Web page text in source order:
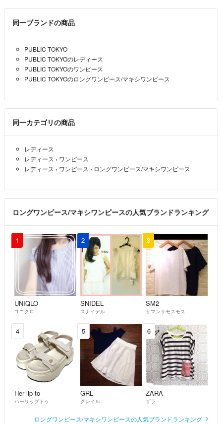
同一ブランドの商品
PUBLIC TOKYO
PUBLIC TOKYOのレディース
PUBLIC TOKYOのワンピース
PUBLIC TOKYOのロングワンピース/マキシワンピース
同一カテゴリの商品
レディース
レディース › ワンピース
レディース › ワンピース › ロングワンピース/マキシワンピース
ロングワンピース/マキシワンピースの人気ブランドランキング
1
UNIQLO
ユニクロ
2
SNIDEL
スナイデル
3
SM2
サマンサモスモス
4
Her lip to
ハーリップトゥ
5
GRL
グレイル
6
ZARA
ザラ
ロングワンピース/マキシワンピースの人気ブランドランキング